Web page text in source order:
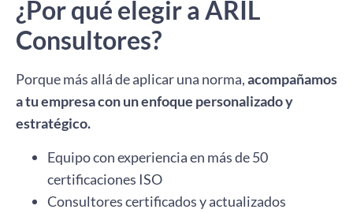
¿Por qué elegir a ARIL
Consultores?
Porque más allá de aplicar una norma,acompañamos
a tu empresa con un enfoque personalizado y
estratégico.
Equipo con experiencia en más de 50
certificaciones ISO
Consultores certificados y actualizados